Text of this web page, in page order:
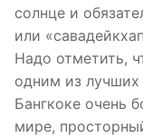
солнце и
или
Надо отметить,
одним из
Бангкоке очень
мире,